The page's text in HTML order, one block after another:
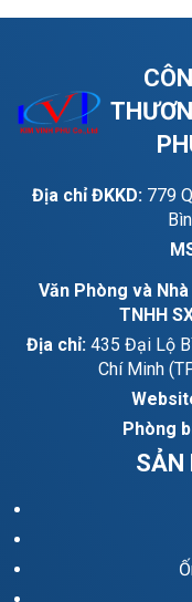
Địa chỉ ĐKKD: 779
Văn Phòng và
TNHH
Địa chỉ: 435 Đại Lộ
Chí Minh
Phòng
SẢN